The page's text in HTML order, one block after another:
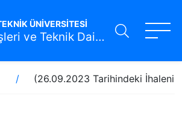
ÜNİVERSİTESİ
Yapı İşleri ve Teknik Daire Başkanlığı
(26.09.2023 Tarihindeki İhalenin